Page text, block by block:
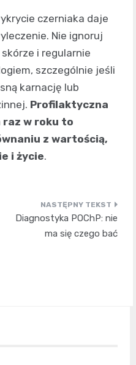
czerniaka daje
Nie ignoruj
i regularnie
szczególnie jeśli
karnację lub
Profilaktyczna
w roku to
z wartością,
i życie.
Diagnostyka POChP: nie
ma się czego bać